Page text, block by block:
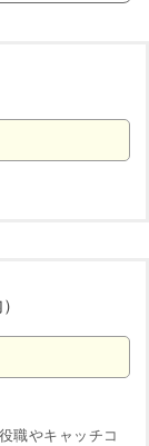
職やキャッチコ